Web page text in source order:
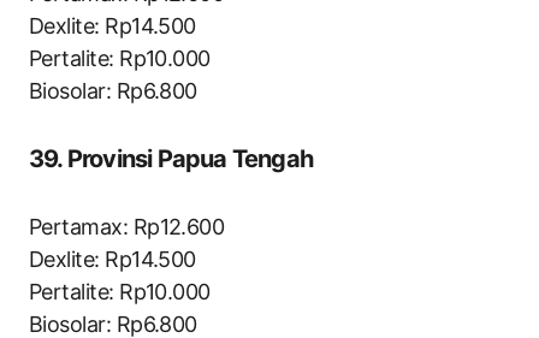
Dexlite: Rp14.500
Pertalite: Rp10.000
Biosolar: Rp6.800
39. Provinsi Papua Tengah
Pertamax: Rp12.600
Dexlite: Rp14.500
Pertalite: Rp10.000
Biosolar: Rp6.800